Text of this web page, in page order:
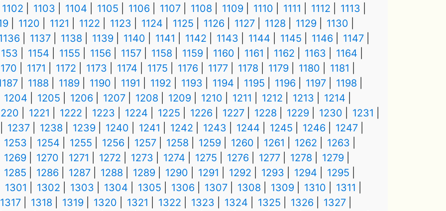
1102
1103 1104 1105 1106 1107 1108 1109 1110 1111 1112
1113
1120 1121 1122 1123 1124 1125 1126 1127 1128 1129
1130
1137 1138 1139 1140 1141 1142 1143 1144 1145 1146
1147
1154 1155 1156 1157 1158 1159 1160 1161 1162 1163
1164
1171 1172 1173 1174 1175 1176 1177 1178 1179 1180
1181
1188 1189 1190 1191 1192 1193 1194 1195 1196 1197
1198
1204
1205 1206 1207 1208 1209 1210 1211 1212 1213
1214
1221 1222 1223 1224 1225 1226 1227 1228 1229 1230
1231
1237
1238 1239 1240 1241 1242 1243 1244 1245 1246
1247
1253
1254 1255 1256 1257 1258 1259 1260 1261 1262
1263
1269
1270 1271 1272 1273 1274 1275 1276 1277 1278
1279
1285
1286 1287 1288 1289 1290 1291 1292 1293 1294
1295
1301
1302 1303 1304 1305 1306 1307 1308 1309 1310
1311
1317
1318 1319 1320 1321 1322 1323 1324 1325 1326
1327